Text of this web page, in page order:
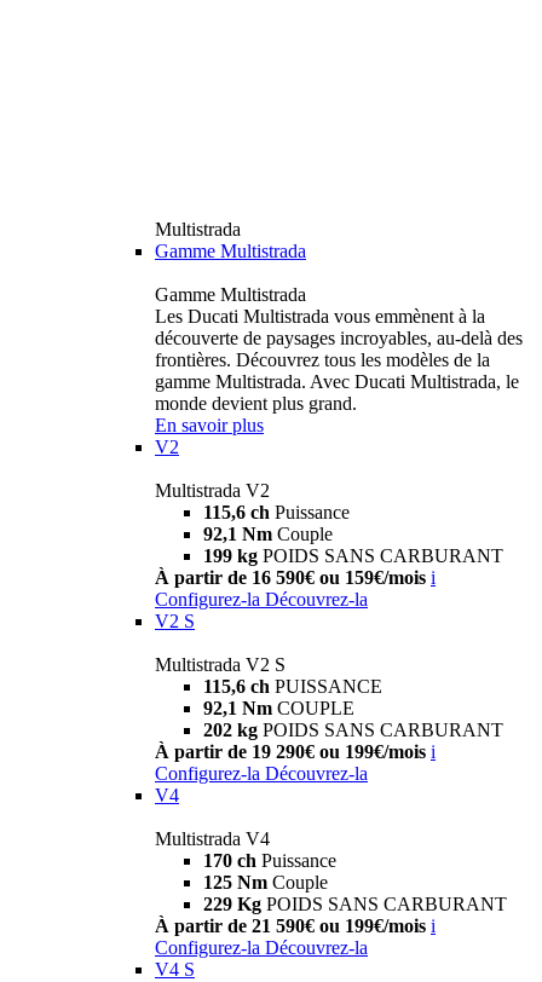
Multistrada
Gamme Multistrada
Gamme Multistrada
Les Ducati Multistrada vous emmènent à la
découverte de paysages incroyables, au-delà des
frontières. Découvrez tous les modèles de la
gamme Multistrada. Avec Ducati Multistrada, le
monde devient plus grand.
En savoir plus
V2
Multistrada V2
115,6 ch Puissance
92,1 Nm Couple
199 kg POIDS SANS CARBURANT
À partir de 16 590€ ou 159€/mois i
Configurez-la Découvrez-la
V2 S
Multistrada V2 S
115,6 ch PUISSANCE
92,1 Nm COUPLE
202 kg POIDS SANS CARBURANT
À partir de 19 290€ ou 199€/mois i
Configurez-la Découvrez-la
V4
Multistrada V4
170 ch Puissance
125 Nm Couple
229 Kg POIDS SANS CARBURANT
À partir de 21 590€ ou 199€/mois i
Configurez-la Découvrez-la
V4 S